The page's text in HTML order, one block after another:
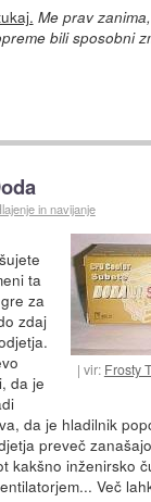
Me prav
bili sposobni
in navijanje
vir: Frosty
ta
za
zdaj
da je
da je hladilnik
preveč
kakšno inženirsko
Več